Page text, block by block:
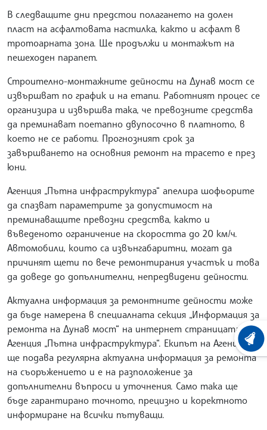
В следващите дни предстои полагането на долен
пласт на асфалтовата настилка, както и асфалт в
тротоарната зона. Ще продължи и монтажът на
пешеходен парапет.
Строително-монтажните дейности на Дунав мост се
извършват по график и на етапи. Работният процес се
организира и извършва така, че превозните средства
да преминават поетапно двупосочно в платното, в
което не се работи. Прогнозният срок за
завършването на основния ремонт на трасето е през
юни.
Агенция „Пътна инфраструктура“ апелира шофьорите
да спазват параметрите за допустимост на
преминаващите превозни средства, както и
въведеното ограничение на скоростта до 20 км/ч.
Автомобили, които са извънгабаритни, могат да
причинят щети по вече ремонтирания участък и това
да доведе до допълнителни, непредвидени дейности.
Актуална информация за ремонтните дейности може
да бъде намерена в специалната секция „Информация за
ремонта на Дунав мост“ на интернет страницата на
Агенция „Пътна инфраструктура“. Екипът на Агенцията
ще подава регулярна актуална информация за ремонта
на съоръжението и е на разположение за
допълнителни въпроси и уточнения. Само така ще
бъде гарантирано точното, прецизно и коректното
информиране на всички пътуващи.